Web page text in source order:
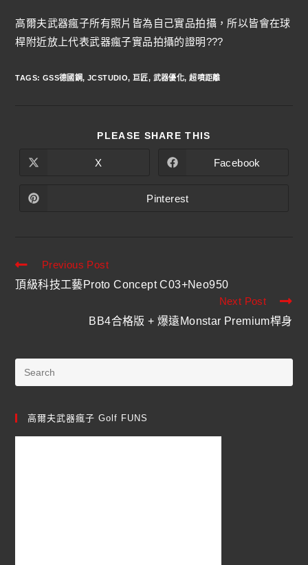
高爾夫武器瘋子所有照片皆為自己實品拍攝，所以皆會在球
桿附近放上代表武器瘋子實品拍攝的證明???
TAGS: GSS德國鋼, JCSTUDIO, 巨匠, 武器優化, 超噴距離
PLEASE SHARE THIS
X Facebook
Pinterest
Previous Post
頂級科技工藝Proto Concept C03+Neo950
Next Post
BB4合格版 + 爆遠Monstar Premium桿身
高爾夫武器瘋子 Golf FUNS